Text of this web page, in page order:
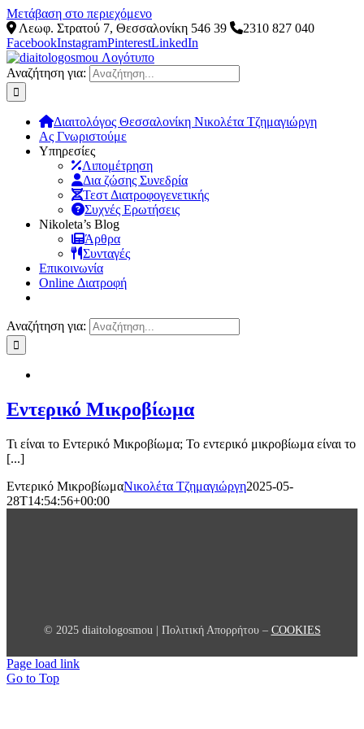
Μετάβαση στο περιεχόμενο
Λεωφ. Στρατού 7, Θεσσαλονίκη 546 39
2310 827 040
FacebookInstagramPinterestLinkedIn
Αναζήτηση για:
Διαιτολόγος Θεσσαλονίκη Νικολέτα Τζημαγιώργη
Ας Γνωριστούμε
Υπηρεσίες
Λιπομέτρηση
Δια ζώσης Συνεδρία
Τεστ Διατροφογενετικής
Συχνές Ερωτήσεις
Νikoleta’s Blog
Άρθρα
Συνταγές
Επικοινωνία
Online Διατροφή
Αναζήτηση για:
Εντερικό Μικροβίωμα
Τι είναι το Εντερικό Μικροβίωμα; Το εντερικό μικροβίωμα είναι το
[...]
Εντερικό ΜικροβίωμαΝικολέτα Τζημαγιώργη2025-05-
28T14:54:56+00:00
© 2025 diaitologosmou | Πολιτική Απορρήτου – COOKIES
Page load link
Go to Top